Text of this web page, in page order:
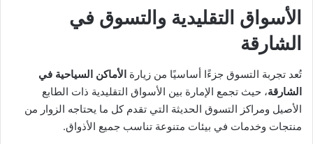
الأسواق التقليدية والتسوق في
الشارقة
تُعد تجربة التسوق جزءًا أساسيًا من زيارة الأماكن السياحية في
الشارقة، حيث تجمع الإمارة بين الأسواق التقليدية ذات الطابع
الأصيل ومراكز التسوق الحديثة التي تقدم كل ما يحتاجه الزوار من
منتجات وخدمات في بيئات متنوعة تناسب جميع الأذواق.